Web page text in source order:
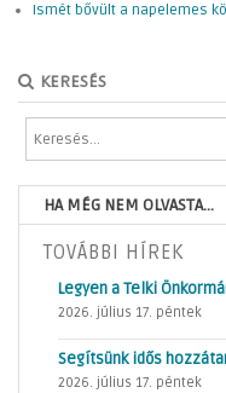
Ismét bővült a napelemes
KERESÉS
HA MÉG NEM OLVASTA...
TOVÁBBI HÍREK
Legyen a Telki
2026. július 17. péntek
Segítsünk idős
2026. július 17. péntek